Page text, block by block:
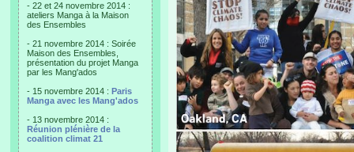
- 22 et 24 novembre 2014 :
ateliers Manga à la Maison
des Ensembles
- 21 novembre 2014 : Soirée
Maison des Ensembles,
présentation du projet Manga
par les Mang'ados
- 15 novembre 2014 : Paris
Manga avec les Mang'ados
- 13 novembre 2014 :
Réunion plénière de la
coalition climat 21